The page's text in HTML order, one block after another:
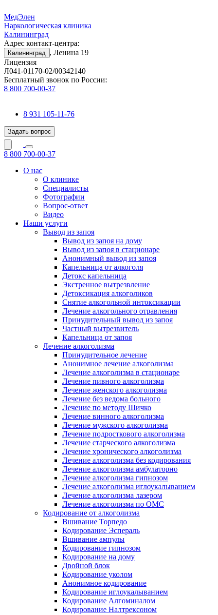
МедЭлен
Наркологическая клиника
Калининград
Адрес контакт-центра:
Калининград , Ленина 19
Лицензия
Л041-01170-02/00342140
Бесплатный звонок по России:
8 800 700-00-37
8 931 105-11-76
Задать вопрос
8 800 700-00-37
О нас
О клинике
Специалисты
Фотографии
Вопрос-ответ
Видео
Наши услуги
Вывод из запоя
Вывод из запоя на дому
Вывод из запоя в стационаре
Анонимный вывод из запоя
Капельница от алкоголя
Детокс капельница
Экстренное вытрезвление
Детоксикация алкоголиков
Снятие алкогольной интоксикации
Лечение алкогольного отравления
Принудительный вывод из запоя
Частный вытрезвитель
Капельница от запоя
Лечение алкоголизма
Принудительное лечение
Анонимное лечение алкоголизма
Лечение алкоголизма в стационаре
Лечение пивного алкоголизма
Лечение женского алкоголизма
Лечение без ведома больного
Лечение по методу Шичко
Лечение винного алкоголизма
Лечение мужского алкоголизма
Лечение подросткового алкоголизма
Лечение старческого алкоголизма
Лечение хронического алкоголизма
Лечение алкоголизма без кодирования
Лечение алкоголизма амбулаторно
Лечение алкоголизма гипнозом
Лечение алкоголизма иглоукалыванием
Лечение алкоголизма лазером
Лечение алкоголизма по ОМС
Кодирование от алкоголизма
Вшивание Торпедо
Кодирование Эспераль
Вшивание ампулы
Кодирование гипнозом
Кодирование на дому
Двойной блок
Кодирование уколом
Анонимное кодирование
Кодирование иглоукалыванием
Кодирование Алгоминалом
Кодирование Налтрексоном